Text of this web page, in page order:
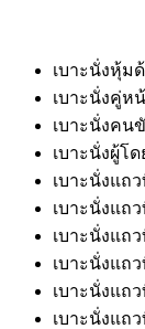
เบาะนั่งหุ้ม
เบาะนั่งคู่ห
เบาะนั่งคน
เบาะนั่งผู้โ
เบาะนั่งแถ
เบาะนั่งแถ
เบาะนั่งแถ
เบาะนั่งแถ
เบาะนั่งแถ
เบาะนั่งแถ